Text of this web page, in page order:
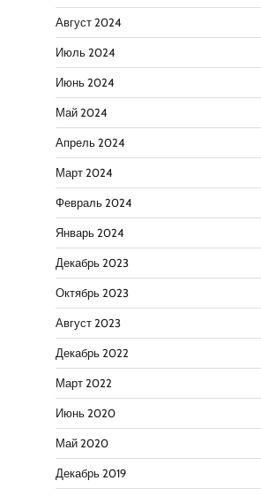
Август 2024
Июль 2024
Июнь 2024
Май 2024
Апрель 2024
Март 2024
Февраль 2024
Январь 2024
Декабрь 2023
Октябрь 2023
Август 2023
Декабрь 2022
Март 2022
Июнь 2020
Май 2020
Декабрь 2019